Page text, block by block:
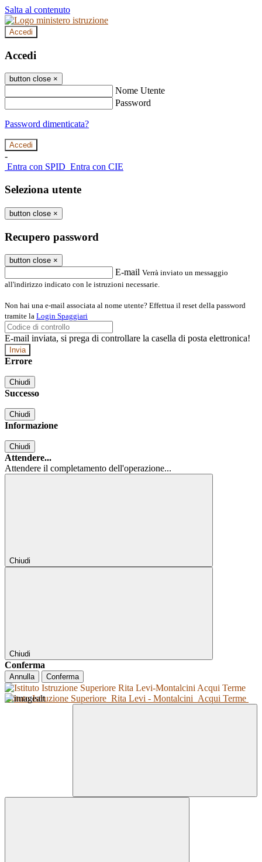
Salta al contenuto
Accedi
Accedi
button close ×
Nome Utente
Password
Password dimenticata?
-
Entra con SPID Entra con CIE
Seleziona utente
button close ×
Recupero password
button close ×
E-mail Verrà inviato un messaggio
all'indirizzo indicato con le istruzioni necessarie.
Non hai una e-mail associata al nome utente? Effettua il reset della password
tramite la Login Spaggiari
E-mail inviata, si prega di controllare la casella di posta elettronica!
Errore
Chiudi
Successo
Chiudi
Informazione
Chiudi
Attendere...
Attendere il completamento dell'operazione...
Chiudi
Chiudi
Conferma
Annulla Conferma
Istituto Istruzione Superiore Rita Levi - Montalcini Acqui Terme